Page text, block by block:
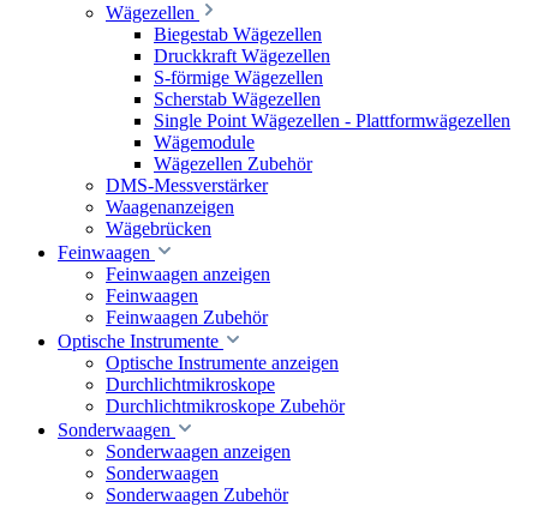
Wägezellen
Biegestab Wägezellen
Druckkraft Wägezellen
S-förmige Wägezellen
Scherstab Wägezellen
Single Point Wägezellen - Plattformwägezellen
Wägemodule
Wägezellen Zubehör
DMS-Messverstärker
Waagenanzeigen
Wägebrücken
Feinwaagen
Feinwaagen anzeigen
Feinwaagen
Feinwaagen Zubehör
Optische Instrumente
Optische Instrumente anzeigen
Durchlichtmikroskope
Durchlichtmikroskope Zubehör
Sonderwaagen
Sonderwaagen anzeigen
Sonderwaagen
Sonderwaagen Zubehör